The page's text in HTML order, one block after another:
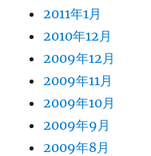
2011年1月
2010年12月
2009年12月
2009年11月
2009年10月
2009年9月
2009年8月